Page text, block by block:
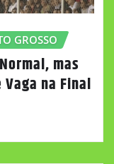
GROSSO
mas
na Final